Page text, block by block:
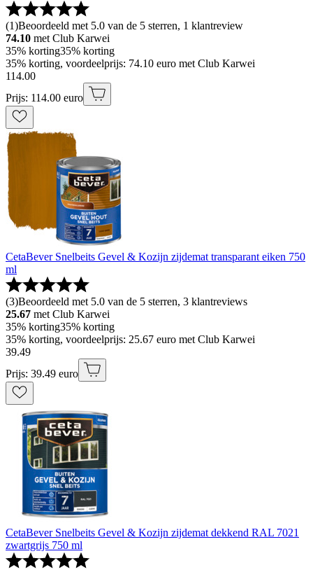
(1)Beoordeeld met 5.0 van de 5 sterren, 1 klantreview
74.10 met Club Karwei
35% korting35% korting
35% korting, voordeelprijs: 74.10 euro met Club Karwei
114.00
Prijs: 114.00 euro
CetaBever Snelbeits Gevel & Kozijn zijdemat transparant eiken 750
ml
(3)Beoordeeld met 5.0 van de 5 sterren, 3 klantreviews
25.67 met Club Karwei
35% korting35% korting
35% korting, voordeelprijs: 25.67 euro met Club Karwei
39.49
Prijs: 39.49 euro
CetaBever Snelbeits Gevel & Kozijn zijdemat dekkend RAL 7021
zwartgrijs 750 ml